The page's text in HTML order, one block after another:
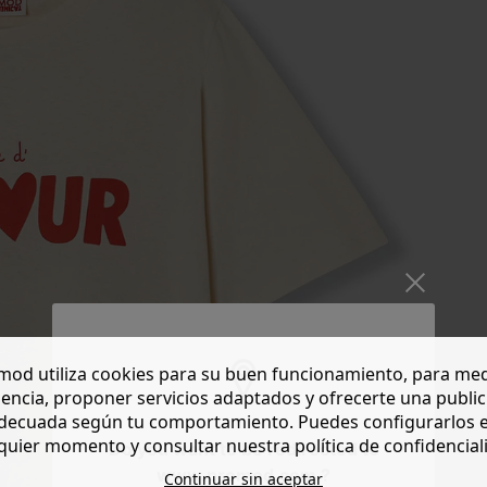
Do you want to be redirected to
www.promod.com ?
utiliza cookies para su buen funcionamiento, para
proponer servicios adaptados y ofrecerte una
según tu comportamiento. Puedes configurarlos
momento y consultar nuestra política de
Continuar sin aceptar